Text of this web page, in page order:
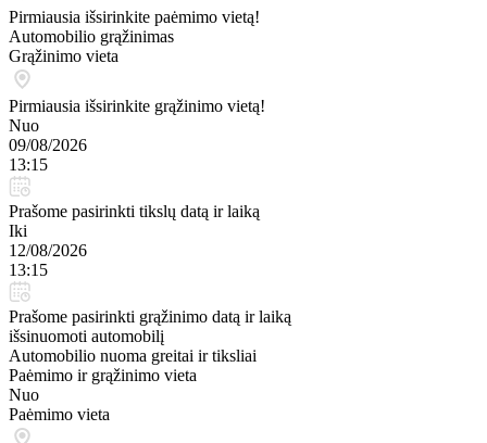
Pirmiausia išsirinkite paėmimo vietą!
Automobilio grąžinimas
Grąžinimo vieta
Pirmiausia išsirinkite grąžinimo vietą!
Nuo
09/08/2026
13:15
Prašome pasirinkti tikslų datą ir laiką
Iki
12/08/2026
13:15
Prašome pasirinkti grąžinimo datą ir laiką
išsinuomoti automobilį
Automobilio nuoma greitai ir tiksliai
Paėmimo ir grąžinimo vieta
Nuo
Paėmimo vieta